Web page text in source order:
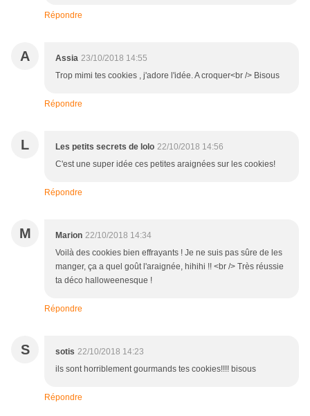
Répondre
A Assia 23/10/2018 14:55
Trop mimi tes cookies , j'adore l'idée. A croquer<br /> Bisous
Répondre
L Les petits secrets de lolo 22/10/2018 14:56
C'est une super idée ces petites araignées sur les cookies!
Répondre
M Marion 22/10/2018 14:34
Voilà des cookies bien effrayants ! Je ne suis pas sûre de les
manger, ça a quel goût l'araignée, hihihi !! <br /> Très réussie
ta déco halloweenesque !
Répondre
S sotis 22/10/2018 14:23
ils sont horriblement gourmands tes cookies!!!! bisous
Répondre